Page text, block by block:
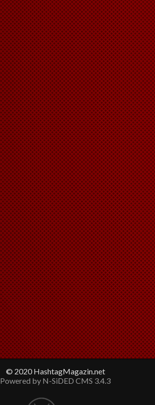
© 2020 HashtagMagazin.net
Powered by N-SiDED CMS 3.4.3